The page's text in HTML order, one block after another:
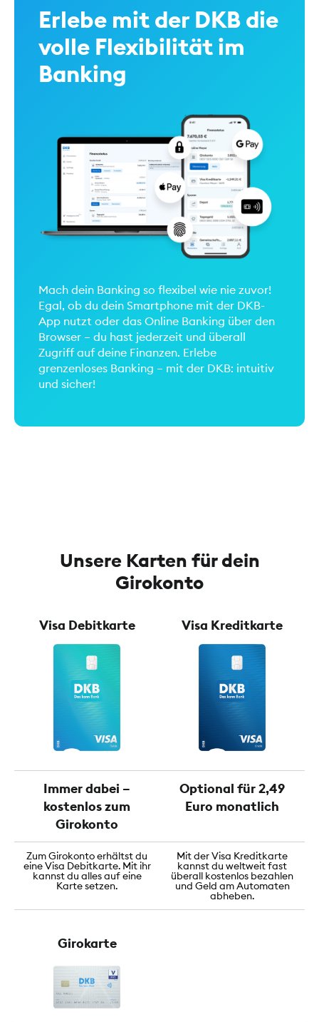
Erlebe mit der DKB die
volle Flexibilität im
Banking
Mach dein Banking so flexibel wie nie zuvor!
Egal, ob du dein Smartphone mit der DKB-
App nutzt oder das Online Banking über den
Browser – du hast jederzeit und überall
Zugriff auf deine Finanzen. Erlebe
grenzenloses Banking – mit der DKB: intuitiv
und sicher!
Unsere Karten für dein
Girokonto
Visa Debitkarte Visa Kreditkarte
Immer dabei –
kostenlos zum
Girokonto
Optional für 2,49
Euro monatlich
Zum Girokonto erhältst du
eine Visa Debitkarte. Mit ihr
kannst du alles auf eine
Karte setzen.
Mit der Visa Kreditkarte
kannst du weltweit fast
überall kostenlos bezahlen
und Geld am Automaten
abheben.
Girokarte